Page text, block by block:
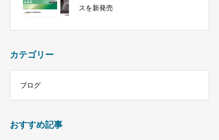
スを新発売
カテゴリー
ブログ
おすすめ記事